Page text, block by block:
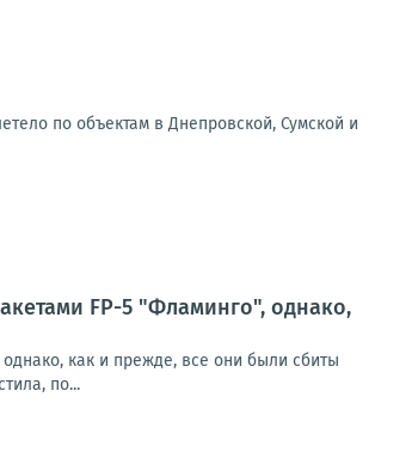
по объектам в Днепровской, Сумской и
FP-5 "Фламинго", однако,
как и прежде, все они были сбиты
по...